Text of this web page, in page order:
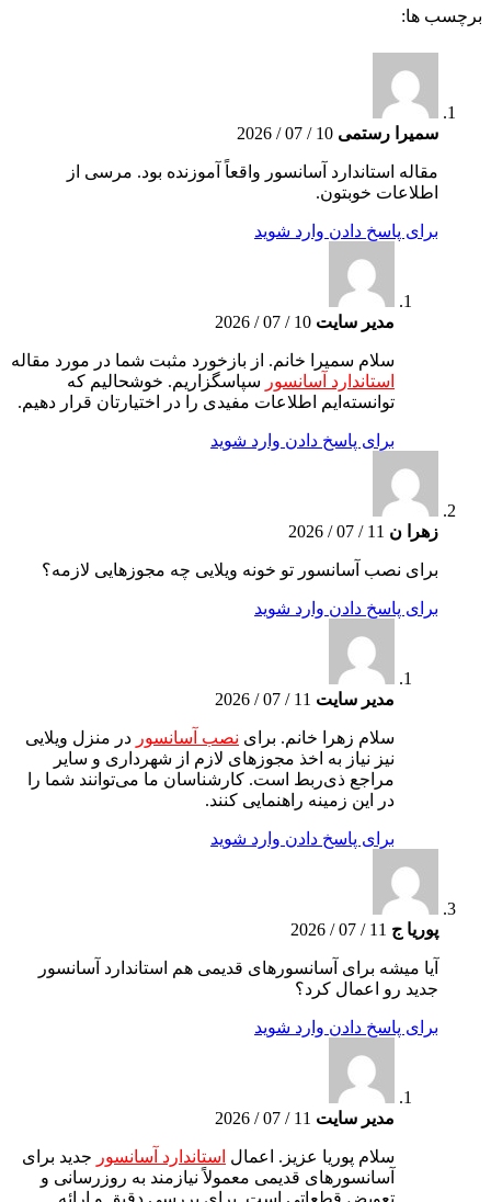
برچسب ها:
سمیرا رستمی 10 / 07 / 2026
مقاله استاندارد آسانسور واقعاً آموزنده بود. مرسی از
اطلاعات خوبتون.
برای پاسخ دادن وارد شوید
مدیر سایت 10 / 07 / 2026
سلام سمیرا خانم. از بازخورد مثبت شما در مورد مقاله
استاندارد آسانسور سپاسگزاریم. خوشحالیم که
توانسته‌ایم اطلاعات مفیدی را در اختیارتان قرار دهیم.
برای پاسخ دادن وارد شوید
زهرا ن 11 / 07 / 2026
برای نصب آسانسور تو خونه ویلایی چه مجوزهایی لازمه؟
برای پاسخ دادن وارد شوید
مدیر سایت 11 / 07 / 2026
سلام زهرا خانم. برای نصب آسانسور در منزل ویلایی
نیز نیاز به اخذ مجوزهای لازم از شهرداری و سایر
مراجع ذی‌ربط است. کارشناسان ما می‌توانند شما را
در این زمینه راهنمایی کنند.
برای پاسخ دادن وارد شوید
پوریا ج 11 / 07 / 2026
آیا میشه برای آسانسورهای قدیمی هم استاندارد آسانسور
جدید رو اعمال کرد؟
برای پاسخ دادن وارد شوید
مدیر سایت 11 / 07 / 2026
سلام پوریا عزیز. اعمال استاندارد آسانسور جدید برای
آسانسورهای قدیمی معمولاً نیازمند به روزرسانی و
تعویض قطعاتی است. برای بررسی دقیق و ارائه